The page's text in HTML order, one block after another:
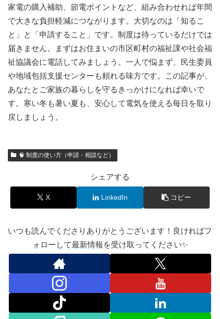
家電の購入補助、節電ポイントなど、組み合わせれば年間
で大きな負担軽減につながります。大切なのは「知るこ
と」と「申請すること」です。制度は待っているだけでは
届きません。まずはお住まいの市区町村の福祉課や社会福
祉協議会に電話してみましょう。一人で悩まず、民生委員
や地域包括支援センターも頼れる味方です。この記事が、
あなたとご家族の暮らしを守るきっかけになれば幸いで
す。寒い冬も暑い夏も、安心して電気を使える毎日を取り
戻しましょう。
🧠 制度の使い方（申請・相談など）
シェアする
X LinkedIn コピー
いつも読んでくださりありがとうございます！良ければフ
ォローして最新情報を受け取ってください✨